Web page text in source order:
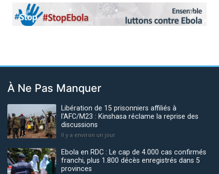
Previous Next
À Ne Pas Manquer
Libération de 15 prisonniers affiliés à
l’AFC/M23 : Kinshasa réclame la reprise des
discussions
Il y a environ un jour
Ebola en RDC : Le cap de 4.000 cas confirmés
franchi, plus 1.800 décès enregistrés dans 5
provinces